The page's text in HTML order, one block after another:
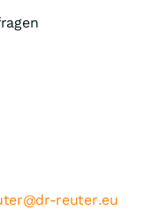
reuter.eu